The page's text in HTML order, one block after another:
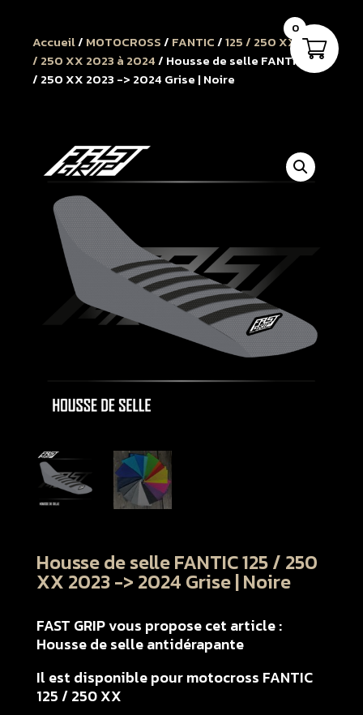
Accueil/ MOTOCROSS/ FANTIC/125 / 250 XX /125
/ 250 XX 2023 à 2024/ Housse de selle FANTIC 125
/ 250 XX 2023 -> 2024 Grise | Noire
Housse de selle FANTIC 125 / 250
XX 2023 -> 2024 Grise | Noire
FAST GRIP vous propose cet article :
Housse de selle antidérapante
Il est disponible pour motocross FANTIC
125 / 250 XX
0